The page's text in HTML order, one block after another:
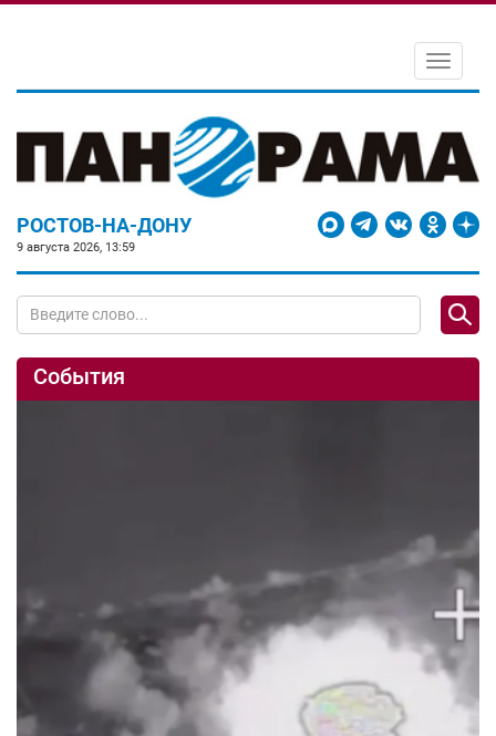
Toggle
РОСТОВ-НА-ДОНУ
9 августа 2026, 13:59
События